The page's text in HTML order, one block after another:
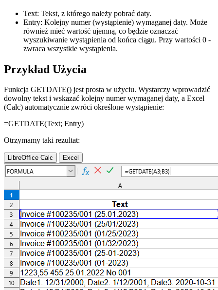
Text: Tekst, z którego należy pobrać daty.
Entry: Kolejny numer (wystąpienie) wymaganej daty. Może
również mieć wartość ujemną, co będzie oznaczać
wyszukiwanie wystąpienia od końca ciągu. Przy wartości 0 -
zwraca wszystkie wystąpienia.
Przykład Użycia
Funkcja GETDATE() jest prosta w użyciu. Wystarczy wprowadzić
dowolny tekst i wskazać kolejny numer wymaganej daty, a Excel
(Calc) automatycznie zwróci określone wystąpienie:
=GETDATE(Text; Entry)
Otrzymamy taki rezultat:
LibreOffice Calc Excel